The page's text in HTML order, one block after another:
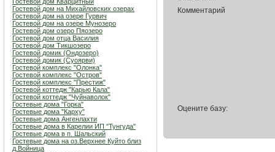
Гостевой дом на Михайловских озерах
Гостевой дом на озере Гурвич
Гостевой дом на озере Мунозеро
Гостевой дом озеро Пяозеро
Гостевой дом отца Василия
Гостевой дом Тикшозеро
Гостевой домик (Ондозеро)
Гостевой домик (Суоярви)
Гостевой комплекс "Олонка"
Гостевой комплекс "Остров"
Гостевой комплекс "Престиж"
Гостевой коттедж "Карью Кала"
Гостевой коттедж "Чуйнаволок"
Гостевые дома "Горка"
Гостевые дома "Карху"
Гостевые дома Ангенлахти
Гостевые дома в Карелии ИП "Тунгуда"
Гостевые дома в п. Шальский
Гостевые дома на оз.Верхнее Куйто близ
д.Войница
Комментарий
Оцените базу: